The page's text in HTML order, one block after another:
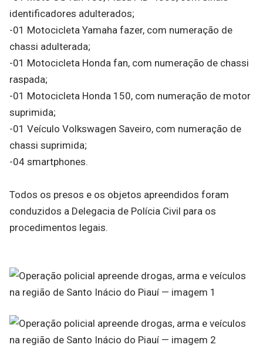
identificadores adulterados;
-01 Motocicleta Yamaha fazer, com numeração de
chassi adulterada;
-01 Motocicleta Honda fan, com numeração de chassi
raspada;
-01 Motocicleta Honda 150, com numeração de motor
suprimida;
-01 Veículo Volkswagen Saveiro, com numeração de
chassi suprimida;
-04 smartphones.
Todos os presos e os objetos apreendidos foram
conduzidos a Delegacia de Polícia Civil para os
procedimentos legais.